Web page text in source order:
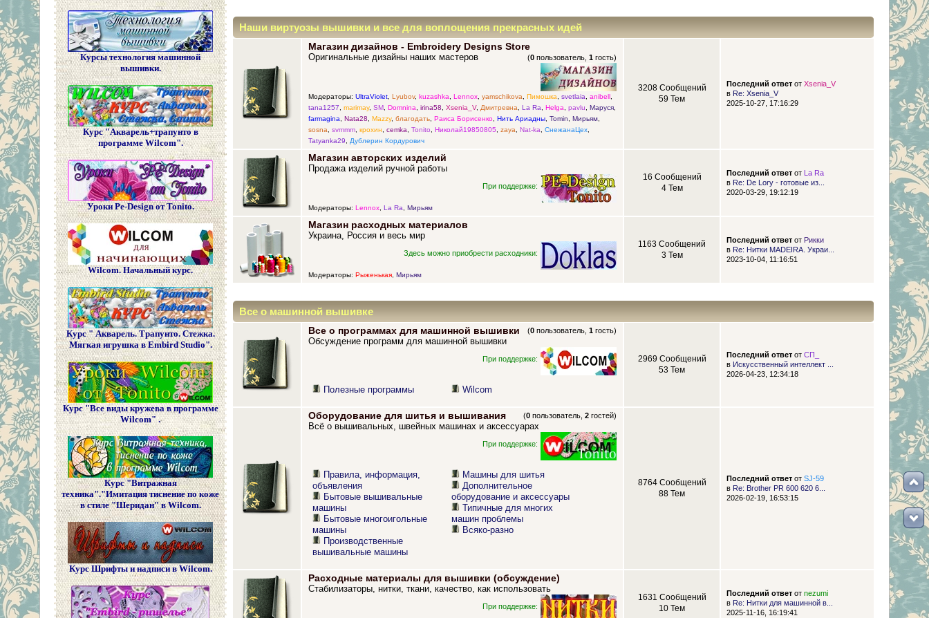
Курсы технология машинной
вышивки.
Курс "Акварель+трапунто в
программе Wilcom".
Уроки Pe-Design от Tonito.
Wilcom. Начальный курс.
Курс " Акварель. Трапунто. Стежка.
Мягкая игрушка в Embird Studio".
Курс "Все виды кружева в программе
Wilcom" .
Курс "Витражная
техника"."Имитация тиснение по коже
в стиле "Шеридан" в Wilcom.
Курс Шрифты и надписи в Wilcom.
Наши виртуозы вышивки и все для воплощения прекрасных идей
Магазин дизайнов - Embroidery Designs Store
(0 пользователь,1 гость)
Оригинальные дизайны наших мастеров
Модераторы: UltraViolet, Lyubov, kuzashka, Lennox, yamschikova, Пимошка, svetlaia, anibell,
tana1257, marimay, SM, Domnina, irina58, Xsenia_V, Дмитревна, La Ra, Helga, pavlu, Маруся,
farmagina, Nata28, Mazzy, благодать, Раиса Борисенко, Нить Ариадны, Tomin, Мирьям,
sosna, svmmm, крохин, cemka, Tonito, Николай19850805, zaya, Nat-ka, СнежанаЦех,
Tatyanka29, Дублерин Кордурович
3208 Сообщений
59 Тем
Последний ответот Xsenia_V
в Re: Xsenia_V
2025-10-27, 17:16:29
Магазин авторских изделий
Продажа изделий ручной работы
При поддержке:
Модераторы: Lennox, La Ra, Мирьям
16 Сообщений
4 Тем
Последний ответот
La Ra
в Re: De Lory - готовые из...
2020-03-29, 19:12:19
Магазин расходных материалов
Украина, Россия и весь мир
Здесь можно приобрести расходники:
Модераторы: Рыженькая, Мирьям
1163 Сообщений
3 Тем
Последний ответот Рикки
в Re: Нитки MADEIRA. Украи...
2023-10-04, 11:16:51
Все о машинной вышивке
Все о программах для машинной вышивки (0 пользователь,1 гость)
Обсуждение программ для машинной вышивки
При поддержке:
Полезные программы Wilcom
2969 Сообщений
53 Тем
Последний ответот СП_
в Искусственный интеллект ...
2026-04-23, 12:34:18
Оборудование для шитья и вышивания (0 пользователь,2 гостей)
Всё о вышивальных, швейных машинах и аксессуарах
При поддержке:
Правила, информация,
объявления
Бытовые вышивальные
машины
Бытовые многоигольные
машины
Производственные
вышивальные машины
Машины для шитья
Дополнительное
оборудование и аксессуары
Типичные для многих
машин проблемы
Всяко-разно
8764 Сообщений
88 Тем
Последний ответот SJ-59
в Re: Brother PR 600 620 6...
2026-02-19, 16:53:15
Расходные материалы для вышивки (обсуждение)
Стабилизаторы, нитки, ткани, качество, как использовать
При поддержке:
1631 Сообщений
10 Тем
Последний ответот nezumi
в Re: Нитки для машинной в...
2025-11-16, 16:19:41